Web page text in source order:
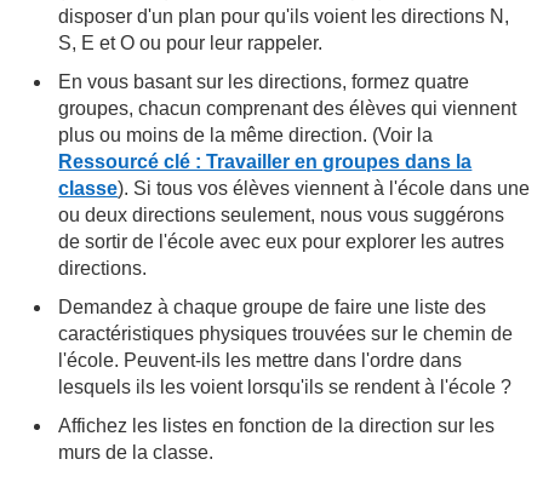
disposer d'un plan pour qu'ils voient les directions N,
S, E et O ou pour leur rappeler.
En vous basant sur les directions, formez quatre
groupes, chacun comprenant des élèves qui viennent
plus ou moins de la même direction. (Voir la
Ressourcé clé : Travailler en groupes dans la
classe). Si tous vos élèves viennent à l'école dans une
ou deux directions seulement, nous vous suggérons
de sortir de l'école avec eux pour explorer les autres
directions.
Demandez à chaque groupe de faire une liste des
caractéristiques physiques trouvées sur le chemin de
l'école. Peuvent-ils les mettre dans l'ordre dans
lesquels ils les voient lorsqu'ils se rendent à l'école ?
Affichez les listes en fonction de la direction sur les
murs de la classe.